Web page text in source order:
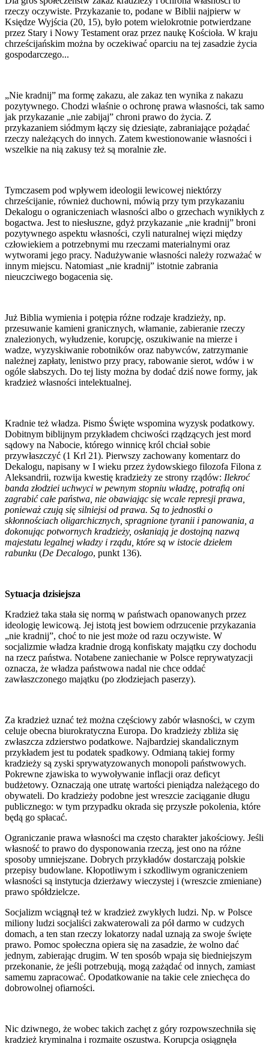
rzeczy oczywiste. Przykazanie to, podane w Biblii najpierw w
Księdze Wyjścia (20, 15), było potem wielokrotnie potwierdzane
przez Stary i Nowy Testament oraz przez naukę Kościoła. W kraju
chrześcijańskim można by oczekiwać oparciu na tej zasadzie życia
gospodarczego...
„Nie kradnij” ma formę zakazu, ale zakaz ten wynika z nakazu
pozytywnego. Chodzi właśnie o ochronę prawa własności, tak samo
jak przykazanie „nie zabijaj” chroni prawo do życia. Z
przykazaniem siódmym łączy się dziesiąte, zabraniające pożądać
rzeczy należących do innych. Zatem kwestionowanie własności i
wszelkie na nią zakusy też są moralnie złe.
Tymczasem pod wpływem ideologii lewicowej niektórzy
chrześcijanie, również duchowni, mówią przy tym przykazaniu
Dekalogu o ograniczeniach własności albo o grzechach wynikłych z
bogactwa. Jest to niesłuszne, gdyż przykazanie „nie kradnij” broni
pozytywnego aspektu własności, czyli naturalnej więzi między
człowiekiem a potrzebnymi mu rzeczami materialnymi oraz
wytworami jego pracy. Nadużywanie własności należy rozważać w
innym miejscu. Natomiast „nie kradnij” istotnie zabrania
nieuczciwego bogacenia się.
Już Biblia wymienia i potępia różne rodzaje kradzieży, np.
przesuwanie kamieni granicznych, włamanie, zabieranie rzeczy
znalezionych, wyłudzenie, korupcję, oszukiwanie na mierze i
wadze, wyzyskiwanie robotników oraz nabywców, zatrzymanie
należnej zapłaty, lenistwo przy pracy, rabowanie sierot, wdów i w
ogóle słabszych. Do tej listy można by dodać dziś nowe formy, jak
kradzież własności intelektualnej.
Kradnie też władza. Pismo Święte wspomina wyzysk podatkowy.
Dobitnym biblijnym przykładem chciwości rządzących jest mord
sądowy na Nabocie, którego winnicę król chciał sobie
przywłaszczyć (1 Krl 21). Pierwszy zachowany komentarz do
Dekalogu, napisany w I wieku przez żydowskiego filozofa Filona z
Aleksandrii, rozwija kwestię kradzieży ze strony rządów: Ilekroć
banda złodziei uchwyci w pewnym stopniu władzę, potrafią oni
zagrabić całe państwa, nie obawiając się wcale represji prawa,
ponieważ czują się silniejsi od prawa. Są to jednostki o
skłonnościach oligarchicznych, spragnione tyranii i panowania, a
dokonując potwornych kradzieży, osłaniają je dostojną nazwą
majestatu legalnej władzy i rządu, które są w istocie dziełem
rabunku (De Decalogo, punkt 136).
Sytuacja dzisiejsza
Kradzież taka stała się normą w państwach opanowanych przez
ideologię lewicową. Jej istotą jest bowiem odrzucenie przykazania
„nie kradnij”, choć to nie jest może od razu oczywiste. W
socjalizmie władza kradnie drogą konfiskaty majątku czy dochodu
na rzecz państwa. Notabene zaniechanie w Polsce reprywatyzacji
oznacza, że władza państwowa nadal nie chce oddać
zawłaszczonego majątku (po złodziejach paserzy).
Za kradzież uznać też można częściowy zabór własności, w czym
celuje obecna biurokratyczna Europa. Do kradzieży zbliża się
zwłaszcza zdzierstwo podatkowe. Najbardziej skandalicznym
przykładem jest tu podatek spadkowy. Odmianą takiej formy
kradzieży są zyski sprywatyzowanych monopoli państwowych.
Pokrewne zjawiska to wywoływanie inflacji oraz deficyt
budżetowy. Oznaczają one utratę wartości pieniądza należącego do
obywateli. Do kradzieży podobne jest wreszcie zaciąganie długu
publicznego: w tym przypadku okrada się przyszłe pokolenia, które
będą go spłacać.
Ograniczanie prawa własności ma często charakter jakościowy. Jeśli
własność to prawo do dysponowania rzeczą, jest ono na różne
sposoby umniejszane. Dobrych przykładów dostarczają polskie
przepisy budowlane. Kłopotliwym i szkodliwym ograniczeniem
własności są instytucja dzierżawy wieczystej i (wreszcie zmieniane)
prawo spółdzielcze.
Socjalizm wciągnął też w kradzież zwykłych ludzi. Np. w Polsce
miliony ludzi socjaliści zakwaterowali za pół darmo w cudzych
domach, a ten stan rzeczy lokatorzy nadal uznają za swoje święte
prawo. Pomoc społeczna opiera się na zasadzie, że wolno dać
jednym, zabierając drugim. W ten sposób wpaja się biedniejszym
przekonanie, że jeśli potrzebują, mogą zażądać od innych, zamiast
samemu zapracować. Opodatkowanie na takie cele zniechęca do
dobrowolnej ofiarności.
Nic dziwnego, że wobec takich zachęt z góry rozpowszechniła się
kradzież kryminalna i rozmaite oszustwa. Korupcja osiągnęła